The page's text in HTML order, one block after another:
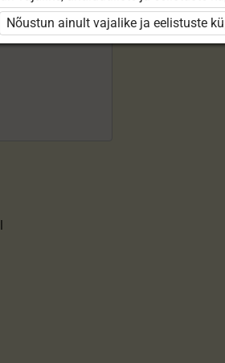
Nõustun ainult vajalike ja eelistuste